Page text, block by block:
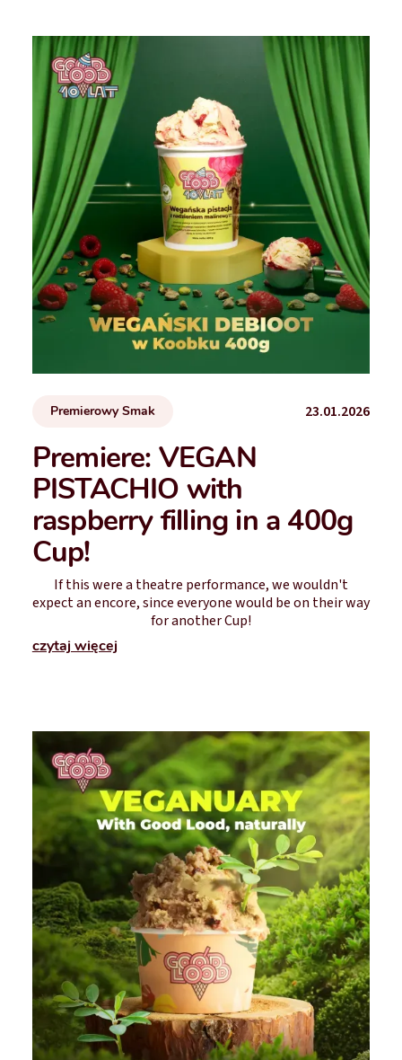
Premierowy Smak 23.01.2026
Premiere: VEGAN
PISTACHIO with
raspberry filling in a 400g
Cup!
If this were a theatre performance, we wouldn't
expect an encore, since everyone would be on their way
for another Cup!
czytaj więcej